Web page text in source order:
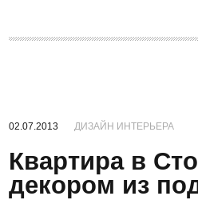
02.07.2013 ДИЗАЙН ИНТЕРЬЕРА
Квартира в
декором из